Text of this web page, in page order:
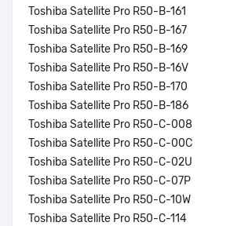
Toshiba Satellite Pro R50-B-161
Toshiba Satellite Pro R50-B-167
Toshiba Satellite Pro R50-B-169
Toshiba Satellite Pro R50-B-16V
Toshiba Satellite Pro R50-B-170
Toshiba Satellite Pro R50-B-186
Toshiba Satellite Pro R50-C-008
Toshiba Satellite Pro R50-C-00C
Toshiba Satellite Pro R50-C-02U
Toshiba Satellite Pro R50-C-07P
Toshiba Satellite Pro R50-C-10W
Toshiba Satellite Pro R50-C-114